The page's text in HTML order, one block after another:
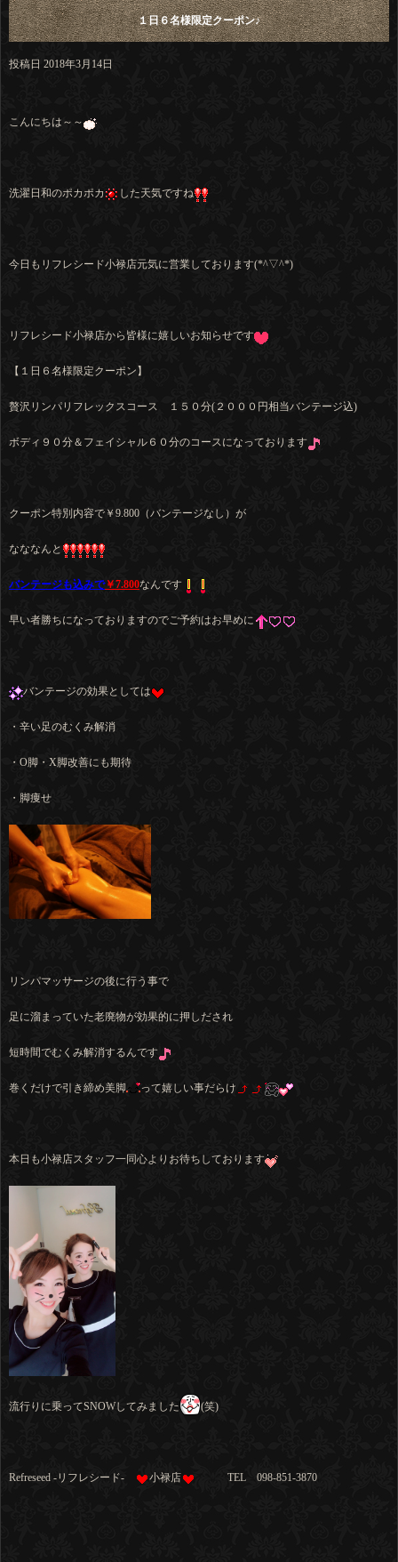
１日６名様限定クーポン♪
投稿日 2018年3月14日
こんにちは～～
洗濯日和のポカポカ した天気ですね
今日もリフレシード小禄店元気に営業しております(*^▽^*)
リフレシード小禄店から皆様に嬉しいお知らせです
【１日６名様限定クーポン】
贅沢リンパリフレックスコース １５０分(２０００円相当バンテージ込)
ボディ９０分＆フェイシャル６０分のコースになっております
クーポン特別内容で￥9.800（バンテージなし）が
なななんと
バンテージも込みで￥7.800なんです
早い者勝ちになっておりますのでご予約はお早めに
バンテージの効果としては
・辛い足のむくみ解消
・O脚・X脚改善にも期待
・脚痩せ
リンパマッサージの後に行う事で
足に溜まっていた老廃物が効果的に押しだされ
短時間でむくみ解消するんです
巻くだけで引き締め美脚 って嬉しい事だらけ
本日も小禄店スタッフ一同心よりお待ちしております
流行りに乗ってSNOWしてみました (笑)
Refreseed -リフレシード- 小禄店 TEL 098-851-3870